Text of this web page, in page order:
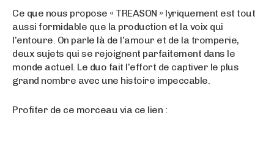
Ce que nous propose « TREASON » lyriquement est tout
aussi formidable que la production et la voix qui
l’entoure. On parle là de l’amour et de la tromperie,
deux sujets qui se rejoignent parfaitement dans le
monde actuel. Le duo fait l’effort de captiver le plus
grand nombre avec une histoire impeccable.
Profiter de ce morceau via ce lien :